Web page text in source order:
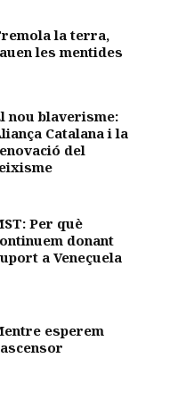
la terra,
les mentides
nou blaverisme:
Catalana i la
del
Per què
donant
a Veneçuela
esperem